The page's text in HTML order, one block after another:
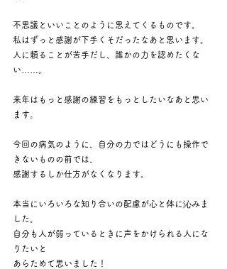
不思議といいことのように思えてくるものです。
私はずっと感謝が下手くそだったなあと思います。
人に頼ることが苦手だし、誰かの力を認めたくな
い……。
来年はもっと感謝の練習をもっとしたいなあと思い
ます。
今回の病気のように、自分の力ではどうにも操作で
きないものの前では、
感謝するしか仕方がなくなります。
本当にいろいろな知り合いの配慮が心と体に沁みま
した。
自分も人が弱っているときに声をかけられる人にな
りたいと
あらためて思いました！